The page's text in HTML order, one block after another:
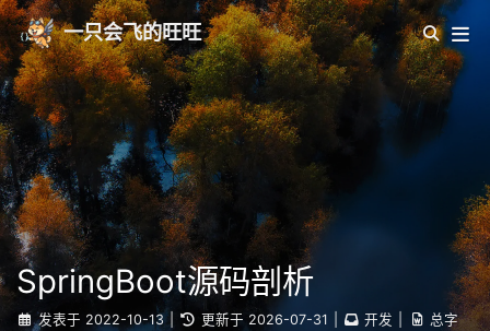
一只会飞的旺旺
SpringBoot源码剖析
发表于 2022-10-13 更新于 2026-07-31 开发
总字